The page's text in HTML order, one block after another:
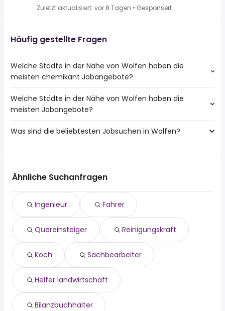
Zuletzt aktualisiert: vor 8 Tagen • Gesponsert
Häufig gestellte Fragen
Welche Städte in der Nähe von Wolfen haben die
meisten chemikant Jobangebote?
Städte in der Nähe von Wolfen mit den meisten
chemikant Jobs:
Sandersdorf
Welche Städte in der Nähe von Wolfen haben die
meisten Jobangebote?
10 Städte in der Nähe von Wolfen mit den meisten
Köthen (Anhalt)
Sandersdorf
Taucha
Bitterfeld
Gräfenhainichen
Kemberg
Was sind die beliebtesten Jobsuchen in Wolfen?
quereinsteiger
sachbearbeiter
helfer landwirtschaft
bilanzbuchhalter
personalsachbearbeiter
bürokaufmann
administrator
Ähnliche Suchanfragen
Ingenieur Fahrer
Quereinsteiger Reinigungskraft
Koch Sachbearbeiter
Helfer landwirtschaft
Bilanzbuchhalter